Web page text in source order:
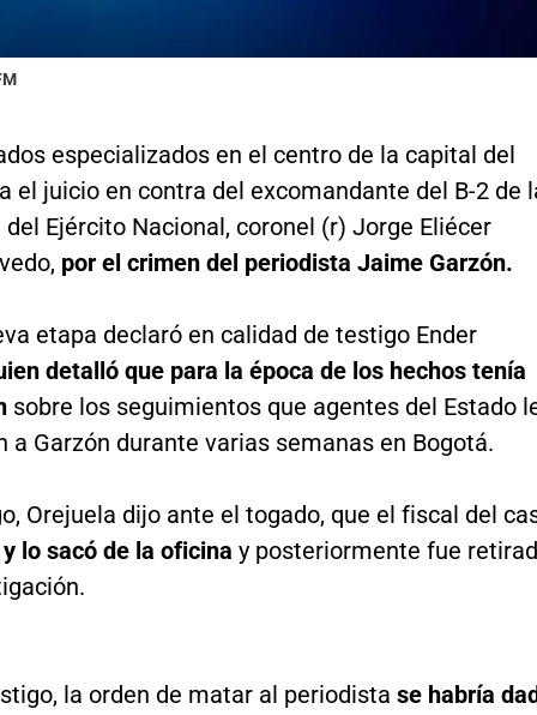
especializados en el centro de la capital del
el juicio en contra del excomandante del B-2 de
del Ejército Nacional, coronel (r) Jorge Eliécer
por el crimen del periodista Jaime Garzón.
etapa declaró en calidad de testigo Ender
detalló que para la época de los hechos tenía
sobre los seguimientos que agentes del Estado
a Garzón durante varias semanas en Bogotá.
Orejuela dijo ante el togado, que el fiscal del
lo sacó de la oficina y posteriormente fue
la orden de matar al periodista se habría